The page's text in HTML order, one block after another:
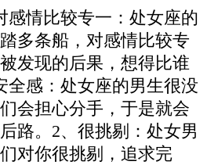
感情比较专一：处女座的
多条船，对感情比较专
发现的后果，想得比谁
全感：处女座的男生很没
会担心分手，于是就会
路。2、很挑剔：处女男
对你很挑剔，追求完